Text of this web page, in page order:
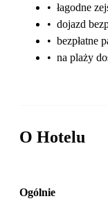
• łagodne
• dojazd
• bezpłatne
• na plaży
O Hotelu
Ogólnie